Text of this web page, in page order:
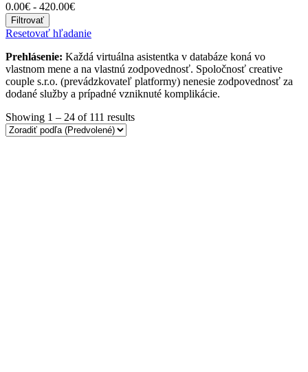
0.00€ - 420.00€
Filtrovať
Resetovať hľadanie
Prehlásenie: Každá virtuálna asistentka v databáze koná vo
vlastnom mene a na vlastnú zodpovednosť. Spoločnosť creative
couple s.r.o. (prevádzkovateľ platformy) nenesie zodpovednosť za
dodané služby a prípadné vzniknuté komplikácie.
Showing 1 – 24 of 111 results